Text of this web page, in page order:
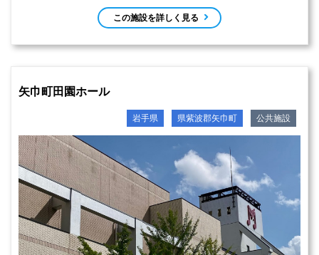
この施設を詳しく見る
矢巾町田園ホール
岩手県 県紫波郡矢巾町 公共施設